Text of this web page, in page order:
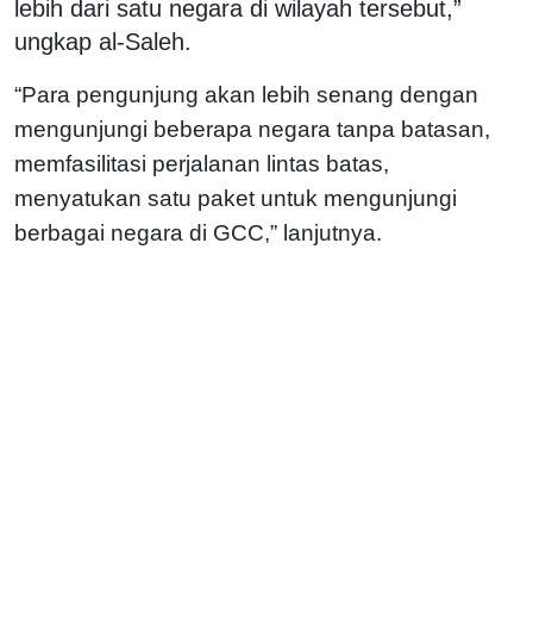
lebih dari satu negara di wilayah tersebut,”
ungkap al-Saleh.
“Para pengunjung akan lebih senang dengan
mengunjungi beberapa negara tanpa batasan,
memfasilitasi perjalanan lintas batas,
menyatukan satu paket untuk mengunjungi
berbagai negara di GCC,” lanjutnya.